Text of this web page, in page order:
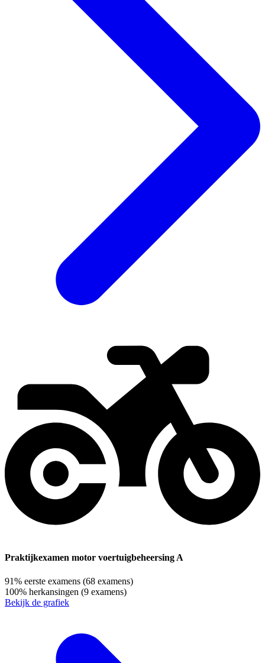
Praktijkexamen motor voertuigbeheersing A
91% eerste examens (68 examens)
100% herkansingen (9 examens)
Bekijk de grafiek